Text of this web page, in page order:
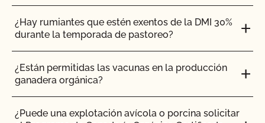
¿Ofrece el CCOF un programa de certificación
acelerada?
¿La certificación orgánica de CCOF garantiza el
acceso al mercado internacional?
¿Realiza el CCOF pruebas de residuos de
¿Hay rumiantes que estén exentos de la DMI 30%
durante la temporada de pastoreo?
¿Están permitidas las vacunas en la producción
ganadera orgánica?
¿Puede una explotación avícola o porcina solicitar